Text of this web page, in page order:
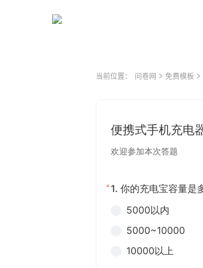
当前位置： 问卷网 免费模板